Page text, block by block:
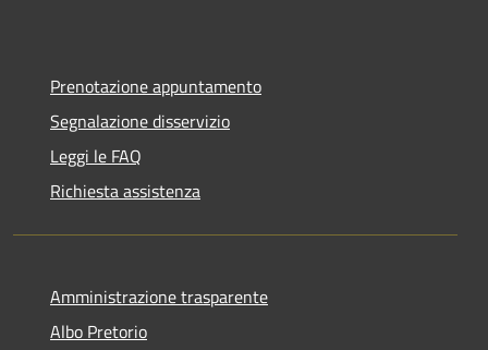
Prenotazione appuntamento
Segnalazione disservizio
Leggi le FAQ
Richiesta assistenza
Amministrazione trasparente
Albo Pretorio